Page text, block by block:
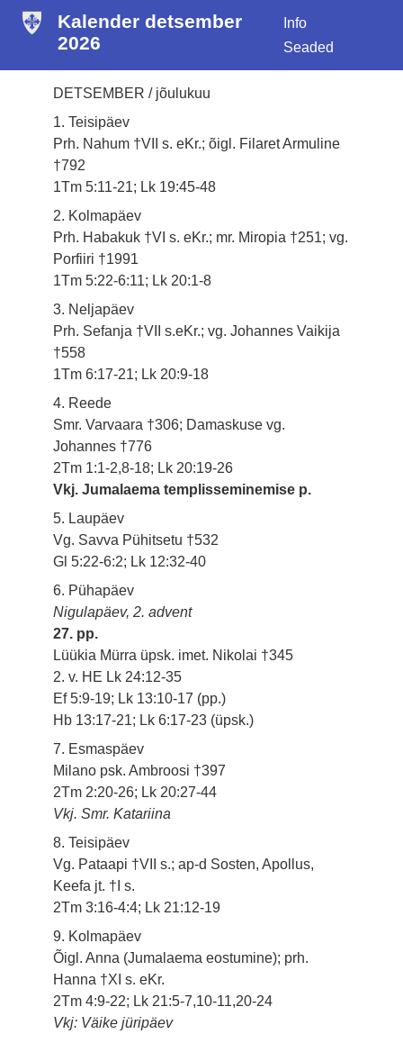
Kalender detsember
2026
Info
Seaded
DETSEMBER / jõulukuu
1. Teisipäev
Prh. Nahum †VII s. eKr.; õigl. Filaret Armuline
†792
1Tm 5:11-21; Lk 19:45-48
2. Kolmapäev
Prh. Habakuk †VI s. eKr.; mr. Miropia †251; vg.
Porfiiri †1991
1Tm 5:22-6:11; Lk 20:1-8
3. Neljapäev
Prh. Sefanja †VII s.eKr.; vg. Johannes Vaikija
†558
1Tm 6:17-21; Lk 20:9-18
4. Reede
Smr. Varvaara †306; Damaskuse vg.
Johannes †776
2Tm 1:1-2,8-18; Lk 20:19-26
Vkj. Jumalaema templisseminemise p.
5. Laupäev
Vg. Savva Pühitsetu †532
Gl 5:22-6:2; Lk 12:32-40
6. Pühapäev
Nigulapäev, 2. advent
27. pp.
Lüükia Mürra üpsk. imet. Nikolai †345
2. v. HE Lk 24:12-35
Ef 5:9-19; Lk 13:10-17 (pp.)
Hb 13:17-21; Lk 6:17-23 (üpsk.)
7. Esmaspäev
Milano psk. Ambroosi †397
2Tm 2:20-26; Lk 20:27-44
Vkj. Smr. Katariina
8. Teisipäev
Vg. Pataapi †VII s.; ap-d Sosten, Apollus,
Keefa jt. †I s.
2Tm 3:16-4:4; Lk 21:12-19
9. Kolmapäev
Õigl. Anna (Jumalaema eostumine); prh.
Hanna †XI s. eKr.
2Tm 4:9-22; Lk 21:5-7,10-11,20-24
Vkj: Väike jüripäev